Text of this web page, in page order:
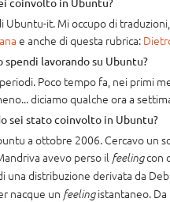
Ubuntu-it. Mi occupo di
e anche di questa rubrica:
lavorando su Ubuntu?
Poco tempo fa, nei primi
diciamo qualche ora a
sei stato coinvolto in Ubuntu?
a ottobre 2006. Cercavo un
avevo perso il feelingcon
una distribuzione derivata da
nacque un feelingistantaneo. Da